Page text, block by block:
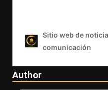
Author